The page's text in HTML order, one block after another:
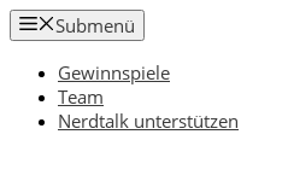
Zum
Inhalt
springen
Submenü
Gewinnspiele
Team
Nerdtalk unterstützen